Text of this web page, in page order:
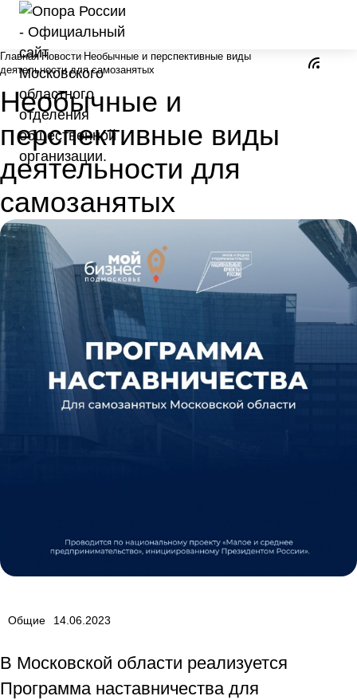
Главная Новости Необычные и перспективные виды
деятельности для самозанятых
Необычные и
перспективные виды
деятельности для
самозанятых
Общие 14.06.2023
В Московской области реализуется
Программа наставничества для